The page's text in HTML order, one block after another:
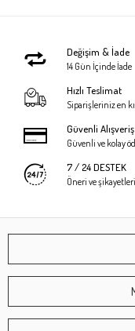
Değişim & İade
14 Gün İçinde İade
Hızlı Teslimat
Siparişleriniz en
Güvenli Alışveriş
Güvenli ve kolay
7 / 24 DESTEK
Öneri ve